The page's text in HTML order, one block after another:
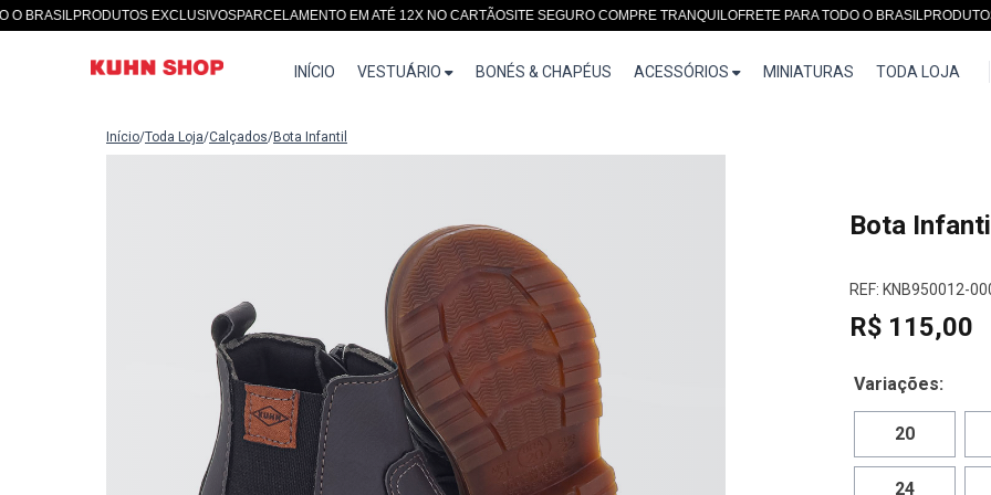
PRODUTOS EXCLUSIVOSPARCELAMENTO EM ATÉ 12X NO CARTÃOSITE SEGURO COMPRE TRANQUILOFRETE PARA TODO O BRASILPRODUTOS
INÍCIO VESTUÁRIO BONÉS & CHAPÉUS ACESSÓRIOS MINIATURAS TODA LOJA
Início/Toda Loja/Calçados/Bota Infantil
Bota Infantil
REF: KNB950012-
R$ 115,00
Variações:
20
24